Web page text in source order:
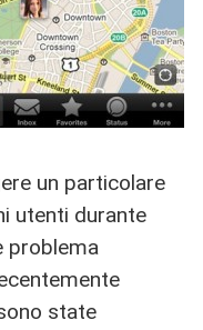
un particolare
utenti durante
problema
state